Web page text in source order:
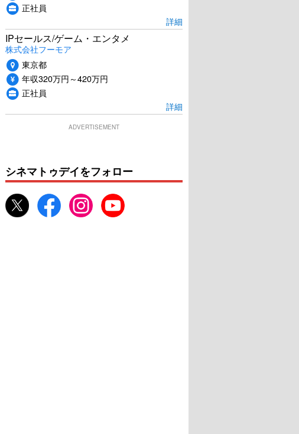
正社員
詳細
IPセールス/ゲーム・エンタメ
株式会社フーモア
東京都
年収320万円～420万円
正社員
詳細
ADVERTISEMENT
シネマトゥデイをフォロー